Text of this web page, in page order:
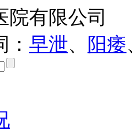
院有限公司
早泄、 阳痿